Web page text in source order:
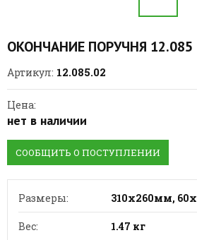
ОКОНЧАНИЕ ПОРУЧНЯ 12.085
Артикул: 12.085.02
Цена:
нет в наличии
СООБЩИТЬ О ПОСТУПЛЕНИИ
Размеры: 310х260мм,
Вес: 1.47 кг